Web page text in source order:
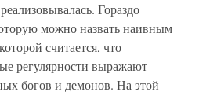
Гораздо
можно назвать наивным
считается, что
регулярности выражают
богов и демонов. На этой